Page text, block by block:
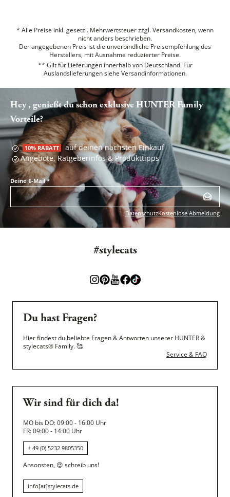
* Alle Preise inkl. gesetzl. Mehrwertsteuer zzgl. Versandkosten, wenn
nicht anders beschrieben.
Der angegebenen Preis ist die unverbindliche Preisempfehlung des
Herstellers, mit Ausnahme reduzierter Preise.
** Gilt für Lieferungen innerhalb von Deutschland. Für
Auslandslieferungen siehe Versandinformationen.
Hey , genießt du schon exklusive HUNTER Family
Vorteile?
10% RABATT auf deinen nächsten Einkauf
Angebote, Ratgeberinfos & Produkttipps
Deine E-Mail*
DatenschutzKostenlose Abmeldung
#stylecats
Du hast Fragen?
Hier findest du beliebte Fragen & Antworten unserer HUNTER &
stylecats® Family.🥰
Service & FAQ
Wir sind für dich da!
MO bis DO: 09:00 - 16:00 Uhr
FR: 09:00 - 14:00 Uhr
+ 49 (0) 5232 9805350
Ansonsten, 😍 schreib uns!
info[at]stylecats.de